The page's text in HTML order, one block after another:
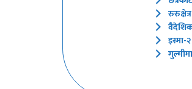
वैदेशिक
इस्मा-